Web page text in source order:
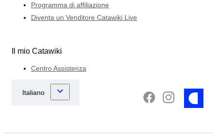
Programma di affiliazione
Diventa un Venditore Catawiki Live
Il mio Catawiki
Centro Assistenza